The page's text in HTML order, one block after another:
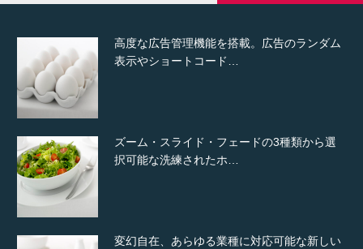
高度な広告管理機能を搭載。広告のランダム
表示やショートコード…
ズーム・スライド・フェードの3種類から選
択可能な洗練されたホ…
変幻自在、あらゆる業種に対応可能な新しい